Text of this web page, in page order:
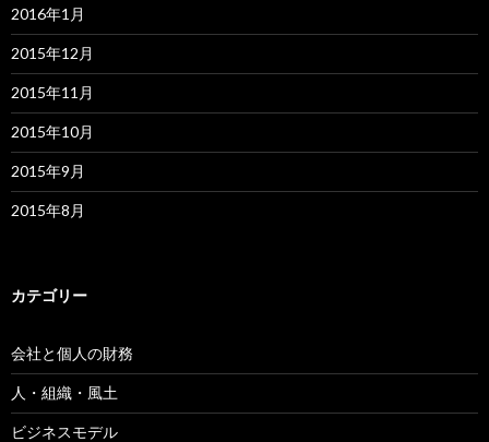
2016年1月
2015年12月
2015年11月
2015年10月
2015年9月
2015年8月
カテゴリー
会社と個人の財務
人・組織・風土
ビジネスモデル